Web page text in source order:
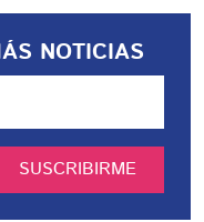
NOTICIAS
SUSCRIBIRME